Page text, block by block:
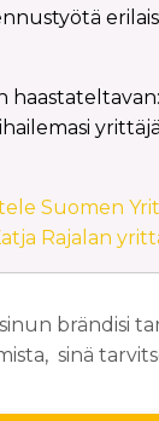
Suomen
Rajalan
brändisi
sinä